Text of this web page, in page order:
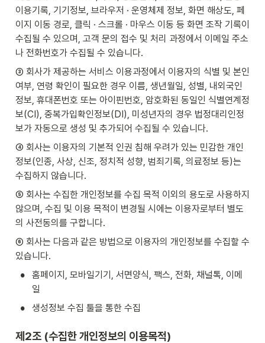
이용기록, 기기정보, 브라우저 · 운영체제 정보, 화면 해상도, 페
이지 이동 경로, 클릭 · 스크롤 · 마우스 이동 등 화면 조작 기록이
수집될 수 있으며, 고객 문의 접수 및 처리 과정에서 이메일 주소
나 전화번호가 수집될 수 있습니다.
③ 회사가 제공하는 서비스 이용과정에서 이용자의 식별 및 본인
여부, 연령 확인이 필요한 경우 이름, 생년월일, 성별, 내외국인
정보, 휴대폰번호 또는 아이핀번호, 암호화된 동일인 식별연계정
보(CI), 중복가입확인정보(DI), 미성년자의 경우 법정대리인정
보가 자동으로 생성 및 추가되어 수집될 수 있습니다.
④ 회사는 이용자의 기본적 인권 침해 우려가 있는 민감한 개인
정보(인종, 사상, 신조, 정치적 성향, 범죄기록, 의료정보 등)는
수집하지 않습니다.
⑤ 회사는 수집한 개인정보를 수집 목적 이외의 용도로 사용하지
않으며, 수집 및 이용 목적이 변경될 시에는 이용자로부터 별도
의 사전동의를 구합니다.
⑥ 회사는 다음과 같은 방법으로 이용자의 개인정보를 수집할 수
있습니다.
•
홈페이지, 모바일기기, 서면양식, 팩스, 전화, 채널톡, 이메
일
• 생성정보 수집 툴을 통한 수집
제2조 (수집한 개인정보의 이용목적)